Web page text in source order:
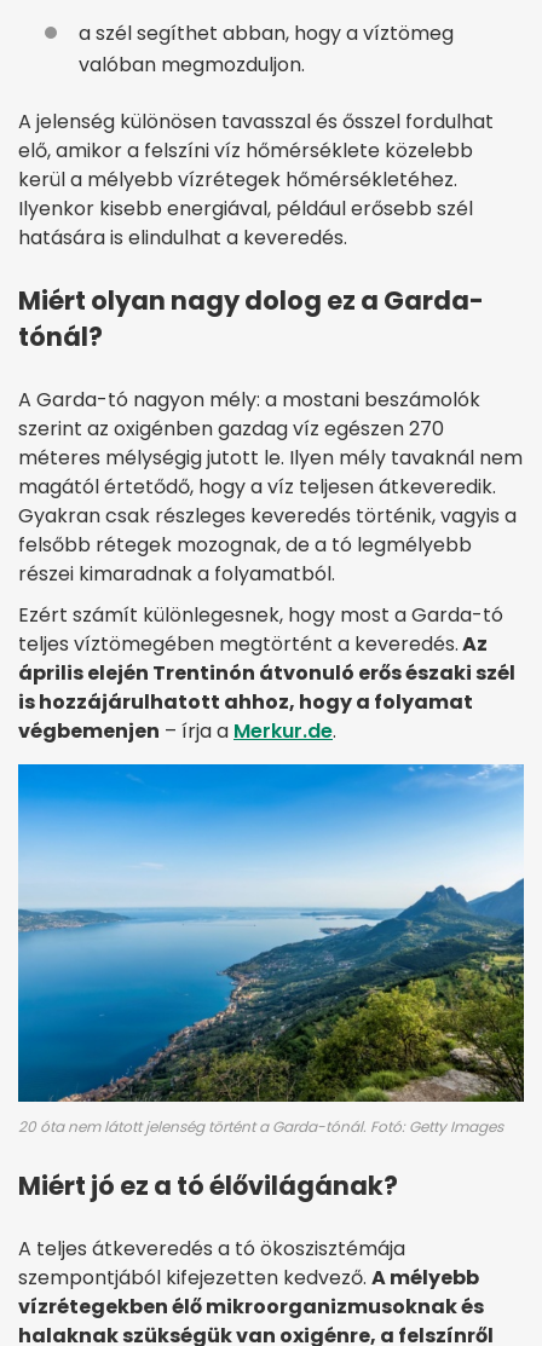
a szél segíthet abban, hogy a víztömeg
valóban megmozduljon.
A jelenség különösen tavasszal és ősszel fordulhat
elő, amikor a felszíni víz hőmérséklete közelebb
kerül a mélyebb vízrétegek hőmérsékletéhez.
Ilyenkor kisebb energiával, például erősebb szél
hatására is elindulhat a keveredés.
Miért olyan nagy dolog ez a Garda-
tónál?
A Garda-tó nagyon mély: a mostani beszámolók
szerint az oxigénben gazdag víz egészen 270
méteres mélységig jutott le. Ilyen mély tavaknál nem
magától értetődő, hogy a víz teljesen átkeveredik.
Gyakran csak részleges keveredés történik, vagyis a
felsőbb rétegek mozognak, de a tó legmélyebb
részei kimaradnak a folyamatból.
Ezért számít különlegesnek, hogy most a Garda-tó
teljes víztömegében megtörtént a keveredés.Az
április elején Trentinón átvonuló erős északi szél
is hozzájárulhatott ahhoz, hogy a folyamat
végbemenjen – írja a Merkur.de.
20 óta nem látott jelenség történt a Garda-tónál. Fotó: Getty Images
Miért jó ez a tó élővilágának?
A teljes átkeveredés a tó ökoszisztémája
szempontjából kifejezetten kedvező. A mélyebb
vízrétegekben élő mikroorganizmusoknak és
halaknak szükségük van oxigénre, a felszínről